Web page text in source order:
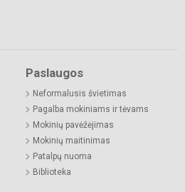
Paslaugos
Neformalusis švietimas
Pagalba mokiniams ir tėvams
Mokinių pavėžėjimas
Mokinių maitinimas
Patalpų nuoma
Biblioteka